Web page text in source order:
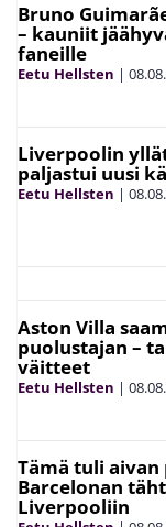
Bruno
– kauniit
faneille
Eetu Hellsten |
Liverpoolin
paljastui uusi
Eetu Hellsten |
Aston Villa
puolustajan –
väitteet
Eetu Hellsten |
Tämä tuli aivan
Barcelonan
Liverpooliin